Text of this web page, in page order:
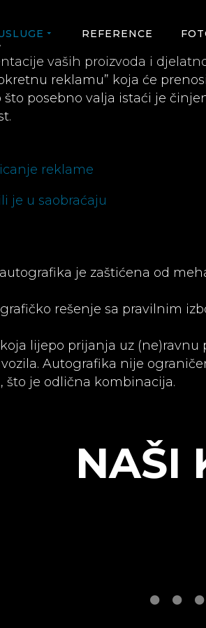
REFERENCE
vaših proizvoda i
reklamu” koja će
posebno valja istaći je
reklame
je u saobraćaju
je zaštićena od
rešenje sa pravilnim
lijepo prijanja uz (ne)ravnu
Autografika nije
što je odlična kombinacija.
NAŠI